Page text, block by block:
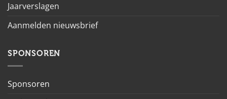
Jaarverslagen
Aanmelden nieuwsbrief
SPONSOREN
Sponsoren